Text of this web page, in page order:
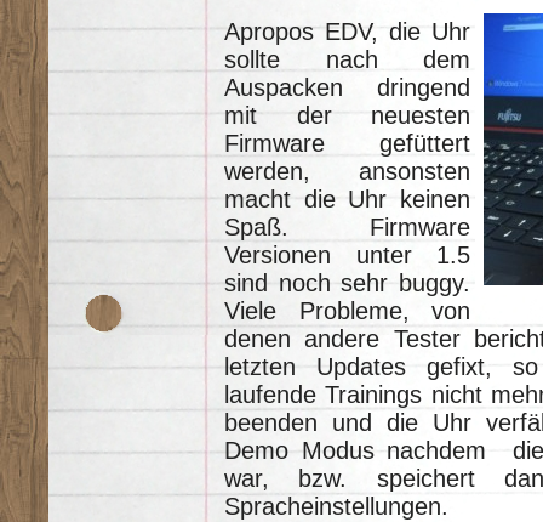
Apropos EDV, die Uhr
sollte nach dem
Auspacken dringend
mit der neuesten
Firmware gefüttert
werden, ansonsten
macht die Uhr keinen
Spaß. Firmware
Versionen unter 1.5
sind noch sehr buggy.
Viele Probleme, von
denen andere Tester
letzten Updates gefixt,
laufende Trainings nicht
beenden und die Uhr
Demo Modus nachdem
war, bzw. speichert
Spracheinstellungen.